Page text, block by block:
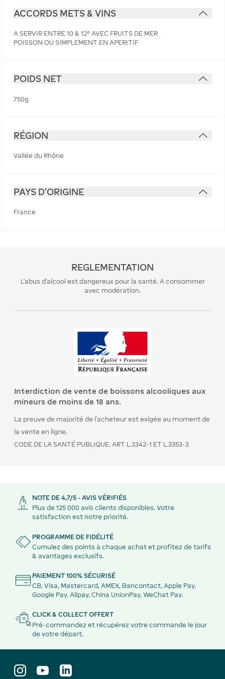
ACCORDS METS & VINS
A SERVIR ENTRE 10 & 12° AVEC FRUITS DE MER
POISSON OU SIMPLEMENT EN APERITIF
POIDS NET
750g
RÉGION
Vallée du Rhône
PAYS D'ORIGINE
France
REGLEMENTATION
L’abus d’alcool est dangereux pour la santé. A consommer
avec modération.
Interdiction de vente de boissons alcooliques aux
mineurs de moins de 18 ans.
La preuve de majorité de l’acheteur est exigée au moment de
la vente en ligne.
CODE DE LA SANTÉ PUBLIQUE. ART L.3342-1 ET L.3353-3
NOTE DE 4,7/5 - AVIS VÉRIFIÉS
Plus de 125 000 avis clients disponibles. Votre
satisfaction est notre priorité.
PROGRAMME DE FIDÉLITÉ
Cumulez des points à chaque achat et profitez de tarifs
& avantages exclusifs.
PAIEMENT 100% SÉCURISÉ
CB, Visa, Mastercard, AMEX, Bancontact, Apple Pay,
Google Pay, Alipay, China UnionPay, WeChat Pay.
CLICK & COLLECT OFFERT
Pré-commandez et récupérez votre commande le jour
de votre départ.